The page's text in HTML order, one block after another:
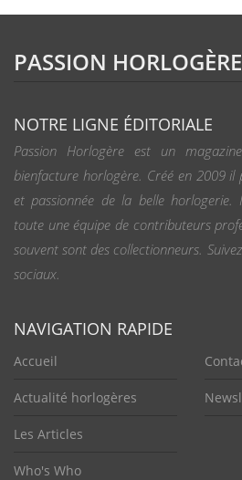
PASSION HORLOGÈRE
NOTRE LIGNE ÉDITORIALE
Passion Horlogère est un
bienfacture horlogère. Créé en 2009 il
et passionnée de la belle
toute une équipe de contributeurs
souvent sont des collectionneurs.
sociaux.
NAVIGATION RAPIDE
Accueil
Actualité horlogères
Les Articles
Who's Who